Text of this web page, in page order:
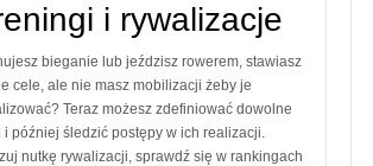
i rywalizacje
bieganie lub jeździsz rowerem, stawiasz
cele, ale nie masz mobilizacji żeby je
Teraz możesz zdefiniować dowolne
i później śledzić postępy w ich realizacji.
nutkę rywalizacji, sprawdź się w rankingach